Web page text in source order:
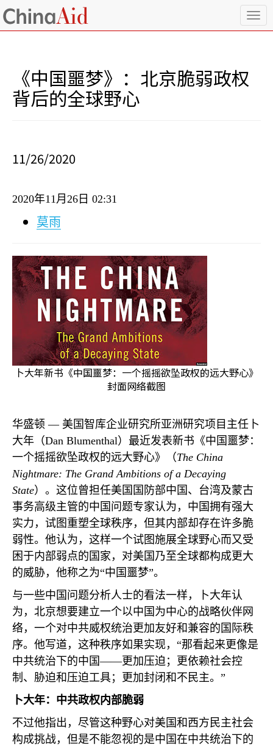
T
o
《中国噩梦》：北京脆弱政权
背后的全球野心
11/26/2020
2020年11月 26 日 02:31
莫雨
卜大年新书《中国噩梦：一个摇摇欲坠政权的远大野心》
封面网络截图
华盛顿 — 美国智库企业研究所亚洲研究项目主任卜
大年（Dan Blumenthal）最近发表新书《中国噩梦：
一个摇摇欲坠政权的远大野心》（The China
Nightmare: The Grand Ambitions of a Decaying
State）。这位曾担任美国国防部中国、台湾及蒙古
事务高级主管的中国问题专家认为，中国拥有强大
实力，试图重塑全球秩序，但其内部却存在许多脆
弱性。他认为，这样一个试图施展全球野心而又受
困于内部弱点的国家，对美国乃至全球都构成更大
的威胁，他称之为“中国噩梦”。
与一些中国问题分析人士的看法一样，卜大年认
为，北京想要建立一个以中国为中心的战略伙伴网
络，一个对中共威权统治更加友好和兼容的国际秩
序。他写道，这种秩序如果实现，“那看起来更像是
中共统治下的中国——更加压迫；更依赖社会控
制、胁迫和压迫工具；更加封闭和不民主。”
卜大年：中共政权内部脆弱
不过他指出，尽管这种野心对美国和西方民主社会
构成挑战，但是不能忽视的是中国在中共统治下的